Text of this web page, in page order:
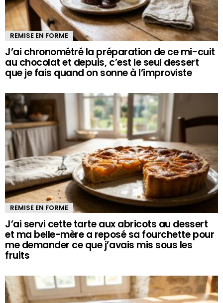
REMISE EN FORME
J’ai chronométré la préparation de ce mi-cuit
au chocolat et depuis, c’est le seul dessert
que je fais quand on sonne à l’improviste
REMISE EN FORME
J’ai servi cette tarte aux abricots au dessert
et ma belle-mère a reposé sa fourchette pour
me demander ce que j’avais mis sous les
fruits